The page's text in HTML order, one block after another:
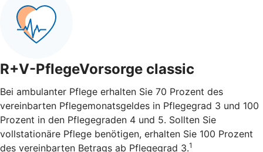
R+V-PflegeVorsorge classic
Bei ambulanter Pflege erhalten Sie 70 Prozent des
vereinbarten Pflegemonatsgeldes in Pflegegrad 3 und 100
Prozent in den Pflegegraden 4 und 5. Sollten Sie
vollstationäre Pflege benötigen, erhalten Sie 100 Prozent
des vereinbarten Betrags ab Pflegegrad 3.1